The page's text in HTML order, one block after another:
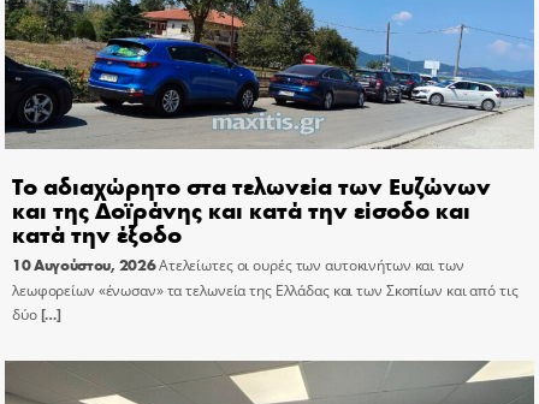
Το αδιαχώρητο στα τελωνεία των Ευζώνων
και της Δοϊράνης και κατά την είσοδο και
κατά την έξοδο
10 Αυγούστου, 2026Ατελείωτες οι ουρές των αυτοκινήτων και των
λεωφορείων «ένωσαν» τα τελωνεία της Ελλάδας και των Σκοπίων και από τις
δύο[…]